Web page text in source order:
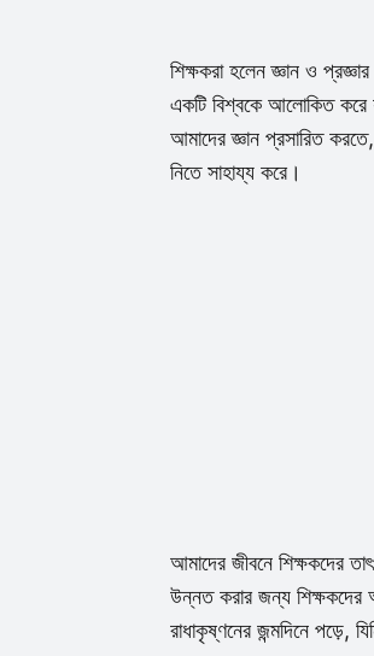
শিক্ষকরা হলেন জ্ঞান ও
একটি বিশ্বকে আলোকিত করে
আমাদের জ্ঞান প্রসারিত
নিতে সাহায্য করে।
আমাদের জীবনে শিক্ষকদের
উন্নত করার জন্য শিক্ষকদের
রাধাকৃষ্ণনের জন্মদিনে পড়ে,